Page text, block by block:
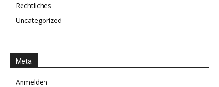
Rechtliches
Uncategorized
Meta
Anmelden